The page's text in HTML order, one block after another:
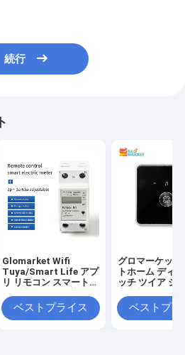
続行
Glomarket Wifi
Tuya/Smart Life アプ
リ リモコン スマート回
イッチ ブレーカー エネ
ルギーメーター
ベストプライス
グロマーケット
トホーム ディ
ッチ ツイア ジ
ング デジタル
レイで明るさを
ベストプラ